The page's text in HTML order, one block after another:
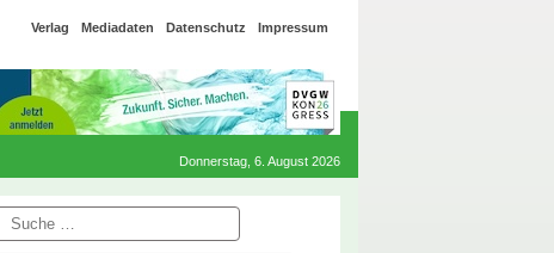
Verlag Mediadaten Datenschutz Impressum
Donnerstag, 6. August 2026